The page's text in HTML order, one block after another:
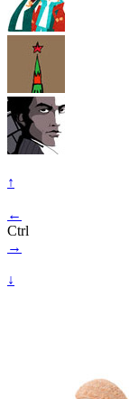
↑
←
Ctrl
→
↓